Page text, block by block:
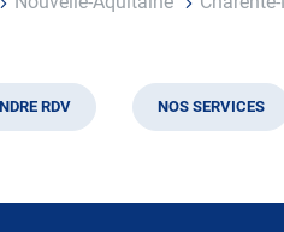
RDV NOS SERVICES